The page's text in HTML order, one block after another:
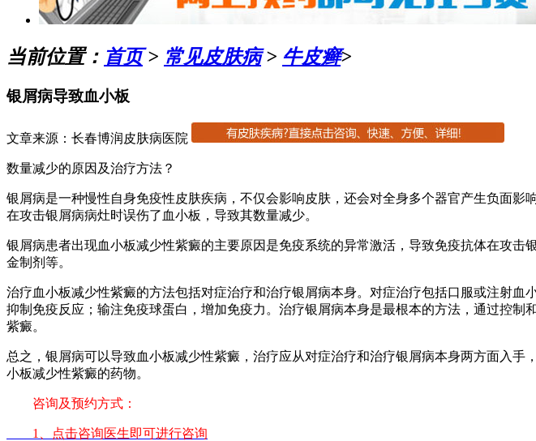
当前位置： 首页> 常见皮肤病> 牛皮癣>
银屑病导致血小板
文章来源：长春博润皮肤病医院
数量减少的原因及治疗方法？
银屑病是一种慢性自身免疫性皮肤疾病，不仅会影响皮肤，还会对全身多个器官产生负面
在攻击银屑病病灶时误伤了血小板，导致其数量减少。
银屑病患者出现血小板减少性紫癜的主要原因是免疫系统的异常激活，导致免疫抗体在攻
金制剂等。
治疗血小板减少性紫癜的方法包括对症治疗和治疗银屑病本身。对症治疗包括口服或注射
抑制免疫反应；输注免疫球蛋白，增加免疫力。治疗银屑病本身是最根本的方法，通过控制
紫癜。
总之，银屑病可以导致血小板减少性紫癜，治疗应从对症治疗和治疗银屑病本身两方面入
小板减少性紫癜的药物。
咨询及预约方式：
1、点击咨询医生即可进行咨询